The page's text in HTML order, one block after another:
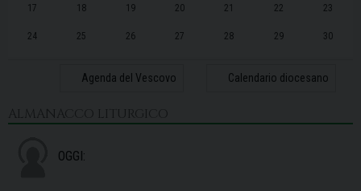
17 18 19 20 21 22 23
24 25 26 27 28 29 30
Agenda del Vescovo Calendario diocesano
ALMANACCO LITURGICO
OGGI: